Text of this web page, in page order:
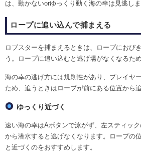
は、動かないorゆっくり動く海の幸は見逃しま
ロープに追い込んで捕まえる
ロブスターを捕まえるときは、ロープにおび
う。ロープに追い込むと逃げ場がなくなるた
海の幸の逃げ方には規則性があり、プレイヤ
ため、追うときはロープが前にある位置から
ゆっくり近づく
速い海の幸はAボタンで泳がず、左スティッ
から潜水すると逃げなくなります。ロープの
と近づくのをおすすめします。